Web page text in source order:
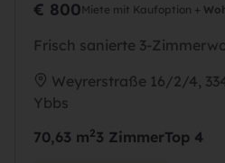
€ 800Miete mit Kaufoption +
Frisch sanierte 3-
Weyrerstraße 16/2/4,
Ybbs
70,63 m23 ZimmerTop 4